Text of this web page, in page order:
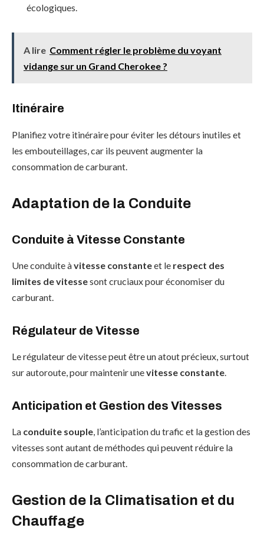
écologiques.
A lire Comment régler le problème du voyant
vidange sur un Grand Cherokee ?
Itinéraire
Planifiez votre itinéraire pour éviter les détours inutiles et
les embouteillages, car ils peuvent augmenter la
consommation de carburant.
Adaptation de la Conduite
Conduite à Vitesse Constante
Une conduite àvitesse constanteet le respect des
limites de vitessesont cruciaux pour économiser du
carburant.
Régulateur de Vitesse
Le régulateur de vitesse peut être un atout précieux, surtout
sur autoroute, pour maintenir unevitesse constante.
Anticipation et Gestion des Vitesses
La conduite souple, l’anticipation du trafic et la gestion des
vitesses sont autant de méthodes qui peuvent réduire la
consommation de carburant.
Gestion de la Climatisation et du
Chauffage